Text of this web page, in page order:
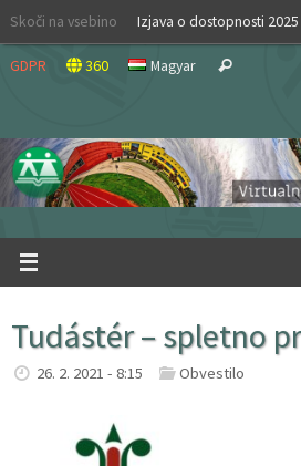
Skip
content
Skoči na vsebino Izjava o dostopnosti 2025
GDPR 360 Magyar Search
Tudástér – spletno
26. 2. 2021 - 8:15 Obvestilo